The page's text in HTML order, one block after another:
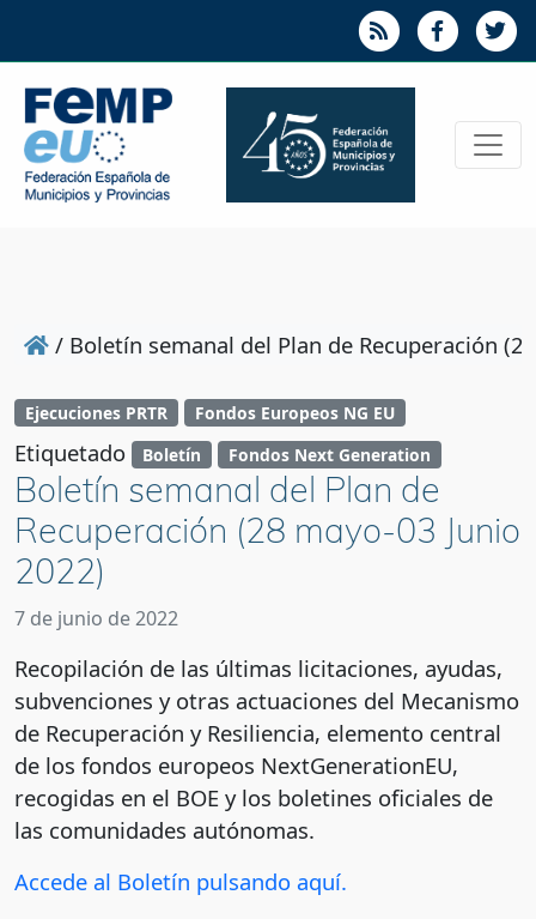
/ Boletín semanal del Plan de Recuperación
Ejecuciones PRTR Fondos Europeos NG EU
Etiquetado Boletín Fondos Next Generation
Boletín semanal del Plan de
Recuperación (28 mayo-03 Junio
2022)
7 de junio de 2022
Recopilación de las últimas licitaciones, ayudas,
subvenciones y otras actuaciones del Mecanismo
de Recuperación y Resiliencia, elemento central
de los fondos europeos NextGenerationEU,
recogidas en el BOE y los boletines oficiales de
las comunidades autónomas.
Accede al Boletín pulsando aquí.